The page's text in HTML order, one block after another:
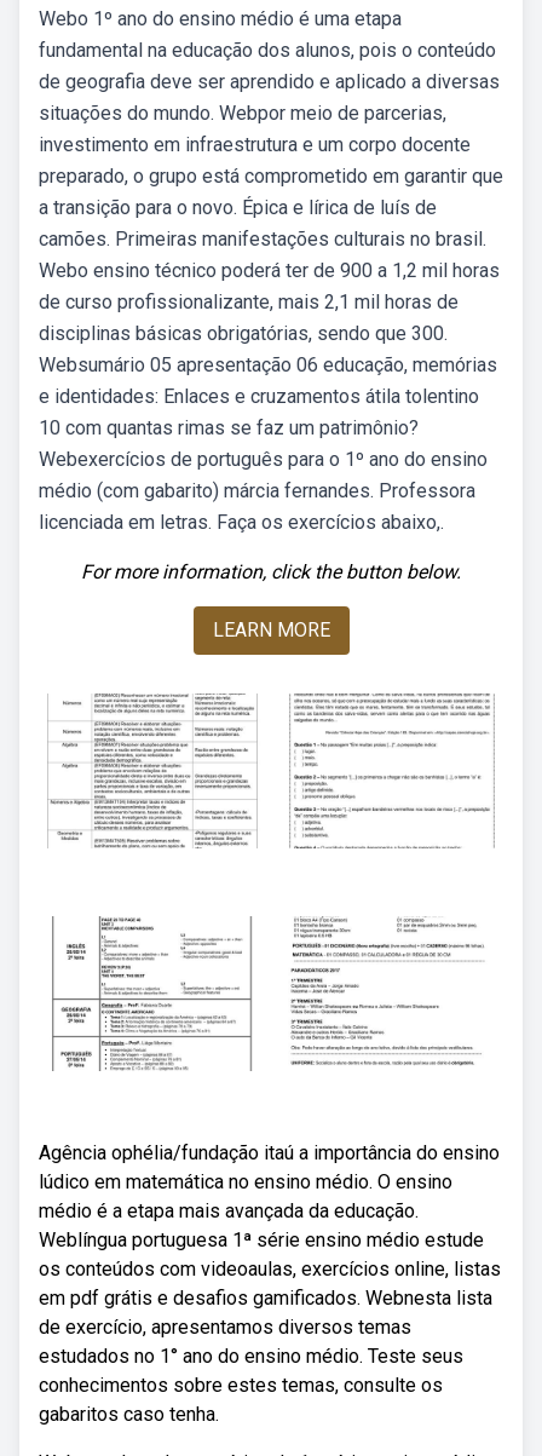
Webo 1º ano do ensino médio é uma etapa
fundamental na educação dos alunos, pois o conteúdo
de geografia deve ser aprendido e aplicado a diversas
situações do mundo. Webpor meio de parcerias,
investimento em infraestrutura e um corpo docente
preparado, o grupo está comprometido em garantir que
a transição para o novo. Épica e lírica de luís de
camões. Primeiras manifestações culturais no brasil.
Webo ensino técnico poderá ter de 900 a 1,2 mil horas
de curso profissionalizante, mais 2,1 mil horas de
disciplinas básicas obrigatórias, sendo que 300.
Websumário 05 apresentação 06 educação, memórias
e identidades: Enlaces e cruzamentos átila tolentino
10 com quantas rimas se faz um patrimônio?
Webexercícios de português para o 1º ano do ensino
médio (com gabarito) márcia fernandes. Professora
licenciada em letras. Faça os exercícios abaixo,.
For more information, click the button below.
LEARN MORE
Agência ophélia/fundação itaú a importância do ensino
lúdico em matemática no ensino médio. O ensino
médio é a etapa mais avançada da educação.
Weblíngua portuguesa 1ª série ensino médio estude
os conteúdos com videoaulas, exercícios online, listas
em pdf grátis e desafios gamificados. Webnesta lista
de exercício, apresentamos diversos temas
estudados no 1° ano do ensino médio. Teste seus
conhecimentos sobre estes temas, consulte os
gabaritos caso tenha.